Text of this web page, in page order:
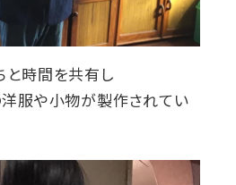
と時間を共有し
洋服や小物が製作されてい